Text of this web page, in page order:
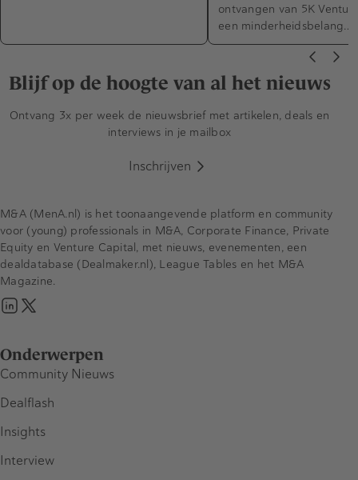
ontvangen van 5K
een minderheidsbelang…
Blijf op de hoogte van al het nieuws
Ontvang 3x per week de nieuwsbrief met artikelen, deals en
interviews in je mailbox
Inschrijven
Onderwerpen
Community Nieuws
Dealflash
Insights
Interview
M&A (MenA.nl) is het toonaangevende platform en community
voor (young) professionals in M&A, Corporate Finance, Private
Equity en Venture Capital, met nieuws, evenementen, een
dealdatabase (Dealmaker.nl), League Tables en het M&A
Magazine.